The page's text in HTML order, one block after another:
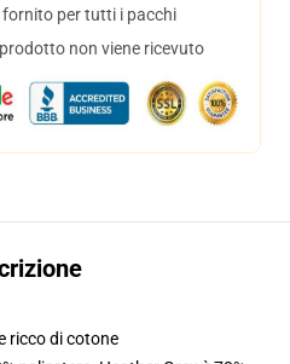
per tutti i pacchi
non viene ricevuto
ricco di cotone